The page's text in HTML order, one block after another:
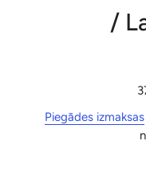
/
Piegādes izmaksas